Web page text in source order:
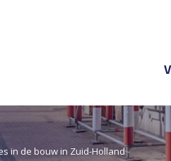
in de bouw in Zuid-Holland